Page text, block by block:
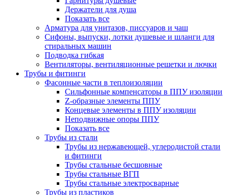
Держатели для душа
Показать все
Арматура для унитазов, писсуаров и чаш
Сифоны, выпуски, лотки душевые и шланги для
стиральных машин
Подводка гибкая
Вентиляторы, вентиляционные решетки и лючки
Трубы и фитинги
Фасонные части в теплоизоляции
Cильфонные компенсаторы в ППУ изоляции
Z-образные элементы ППУ
Концевые элементы в ППУ изоляции
Неподвижные опоры ППУ
Показать все
Трубы из стали
Трубы из нержавеющей, углеродистой стали
и фитинги
Трубы стальные бесшовные
Трубы стальные ВГП
Трубы стальные электросварные
Трубы из пластиков